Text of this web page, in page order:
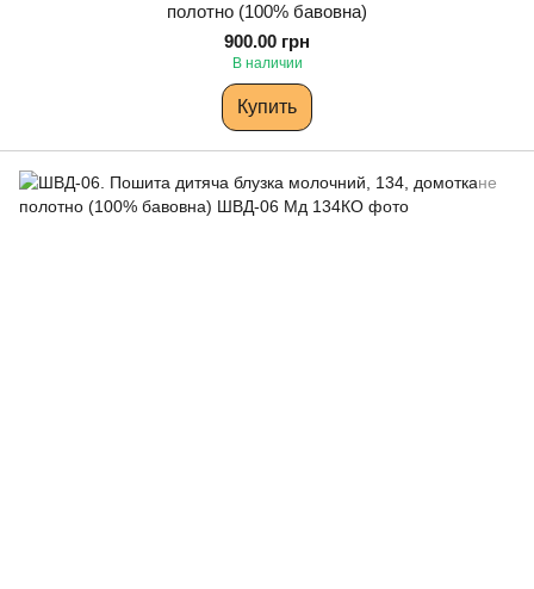
полотно (100% бавовна)
900.00 грн
В наличии
Купить